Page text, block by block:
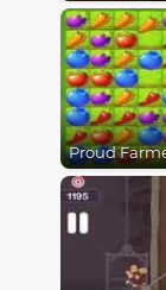
Proud